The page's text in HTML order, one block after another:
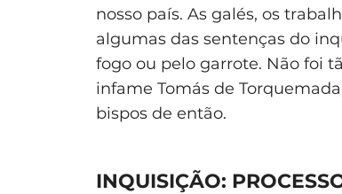
nosso país. As galés, os
algumas das sentenças do
fogo ou pelo garrote. Não foi
infame Tomás de
bispos de então.
INQUISIÇÃO: